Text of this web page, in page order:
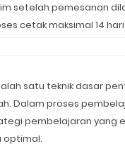
setelah pemesanan
cetak maksimal 14
satu teknik dasar
Dalam proses
pembelajaran yang
optimal.